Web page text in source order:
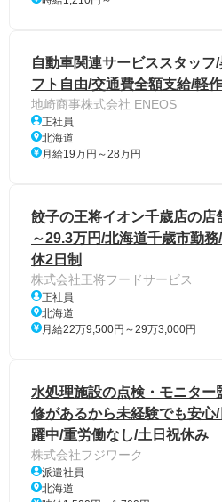
自動車関連サービススタッフ
フト自由/交通費全額支給/軽
地崎商事株式会社 ENEOS
正社員
北海道
月給19万円～28万円
餃子の王将イオン千歳店の店
～29.3万円/北海道千歳市勤
休2日制
株式会社王将フードサービス
正社員
北海道
月給22万9,500円～29万3,000円
水処理施設の点検・モニター
修があるから未経験でも安心
躍中/重労働なし/土日祝休み
株式会社フジワーク
派遣社員
北海道